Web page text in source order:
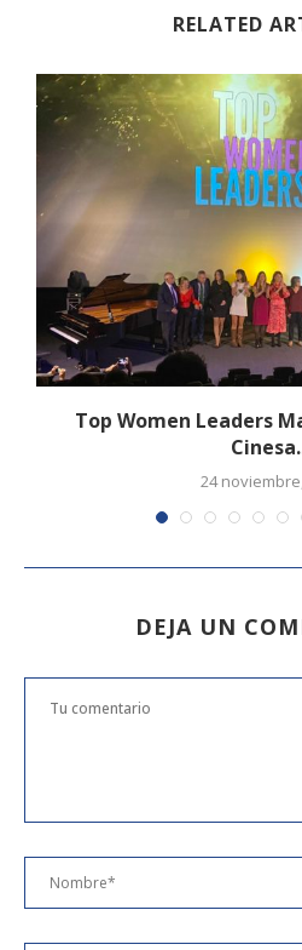
RELATED
Top Women Leaders
24
DEJA UN